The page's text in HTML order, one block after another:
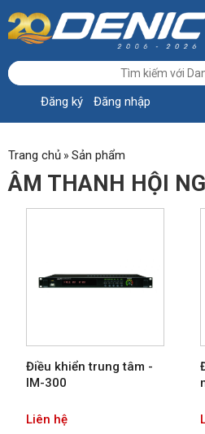
Đăng ký Đăng nhập
Trang chủ » Sản phẩm
ÂM THANH HỘI
Điều khiển trung tâm -
IM-300
Liên hệ